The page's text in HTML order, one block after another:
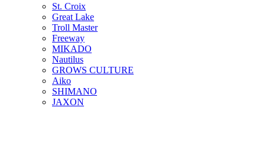
St. Croix
Great Lake
Troll Master
Freeway
MIKADO
Nautilus
GROWS CULTURE
Aiko
SHIMANO
JAXON